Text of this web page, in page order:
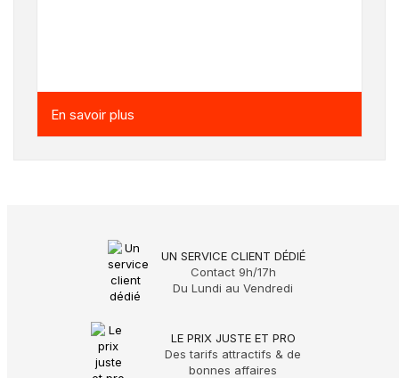
En savoir plus
UN SERVICE CLIENT DÉDIÉ
Contact 9h/17h
Du Lundi au Vendredi
LE PRIX JUSTE ET PRO
Des tarifs attractifs & de
bonnes affaires